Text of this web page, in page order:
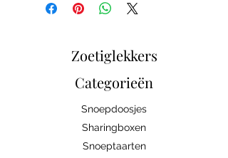
Zoetiglekkers
Categorieën
Snoepdoosjes
Sharingboxen
Snoeptaarten